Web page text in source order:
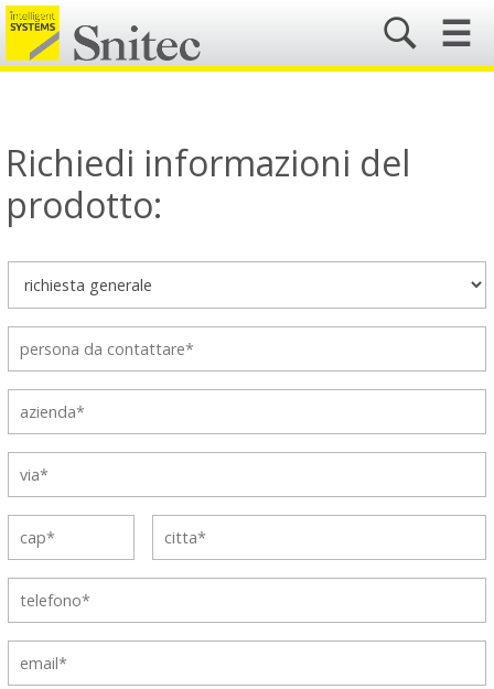
☰
Richiedi informazioni del
prodotto: